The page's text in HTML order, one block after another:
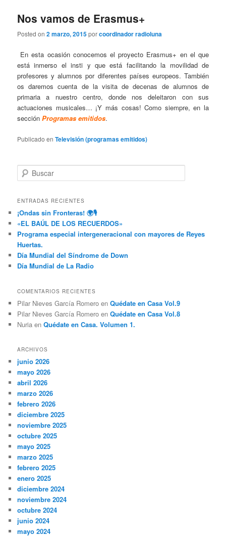
Nos vamos de Erasmus+
Posted on2 marzo, 2015porcoordinador radioluna
En esta ocasión conocemos el proyecto Erasmus+ en el que
está inmerso el insti y que está facilitando la movilidad de
profesores y alumnos por diferentes países europeos. También
os daremos cuenta de la visita de decenas de alumnos de
primaria a nuestro centro, donde nos deleitaron con sus
actuaciones musicales… ¡Y más cosas! Como siempre, en la
secciónProgramas emitidos.
Publicado en Televisión (programas emitidos)
u
c
r
ENTRADAS RECIENTES
¡Ondas sin Fronteras! 🌍🎙️
«EL BAÚL DE LOS RECUERDOS»
Programa especial intergeneracional con mayores de Reyes
Huertas.
Día Mundial del Síndrome de Down
Día Mundial de La Radio
COMENTARIOS RECIENTES
Pilar Nieves García Romero enQuédate en Casa Vol.9
Pilar Nieves García Romero enQuédate en Casa Vol.8
Nuria enQuédate en Casa. Volumen 1.
ARCHIVOS
junio 2026
mayo 2026
abril 2026
marzo 2026
febrero 2026
diciembre 2025
noviembre 2025
octubre 2025
mayo 2025
marzo 2025
febrero 2025
enero 2025
diciembre 2024
noviembre 2024
octubre 2024
junio 2024
mayo 2024